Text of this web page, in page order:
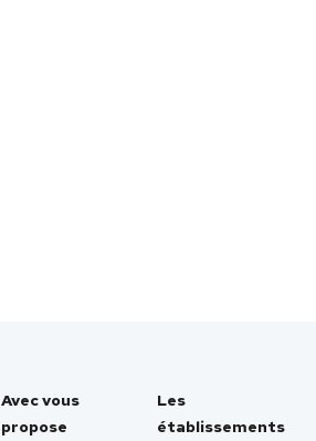
Avec vous
propose
Les
établissements